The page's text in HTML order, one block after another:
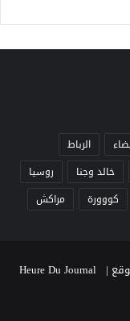
الرباط
خالد وجنا
روسيا
كووورة مراكش